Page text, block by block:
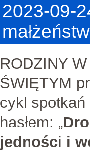
2023-09-
RODZINY
ŚWIĘTYM
cykl spotkań
hasłem: „
jedności i